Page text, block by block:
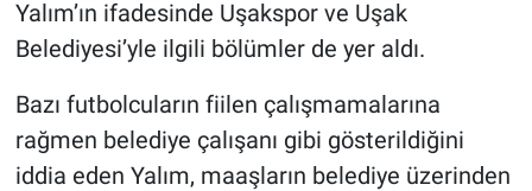
Yalım’ın ifadesinde Uşakspor ve Uşak
Belediyesi’yle ilgili bölümler de yer aldı.
Bazı futbolcuların fiilen çalışmamalarına
rağmen belediye çalışanı gibi gösterildiğini
iddia eden Yalım, maaşların belediye üzerinden